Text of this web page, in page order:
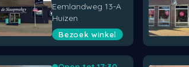
Eemlandweg 13-A
Huizen
Bezoek winkel